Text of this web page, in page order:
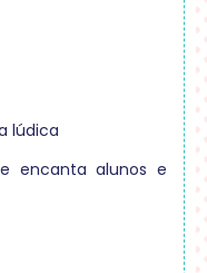
lúdica
encanta alunos e